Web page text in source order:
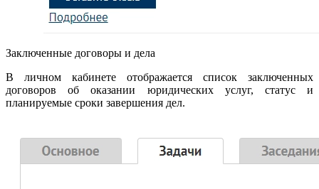
Заключенные договоры и дела
В личном кабинете отображается список заключенных
договоров об оказании юридических услуг, статус и
планируемые сроки завершения дел.